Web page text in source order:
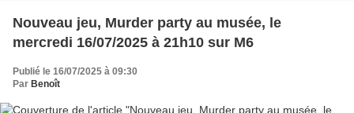
Nouveau jeu, Murder party au musée, le
mercredi 16/07/2025 à 21h10 sur M6
Publié le 16/07/2025 à 09:30
Par Benoît